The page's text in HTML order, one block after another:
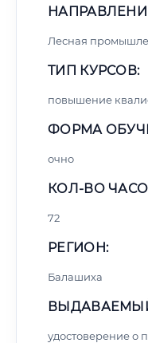
Лесная
ТИП КУРСОВ:
повышение
ФОРМА
очно
КОЛ-ВО
72
РЕГИОН:
Балашиха
удостоверение о